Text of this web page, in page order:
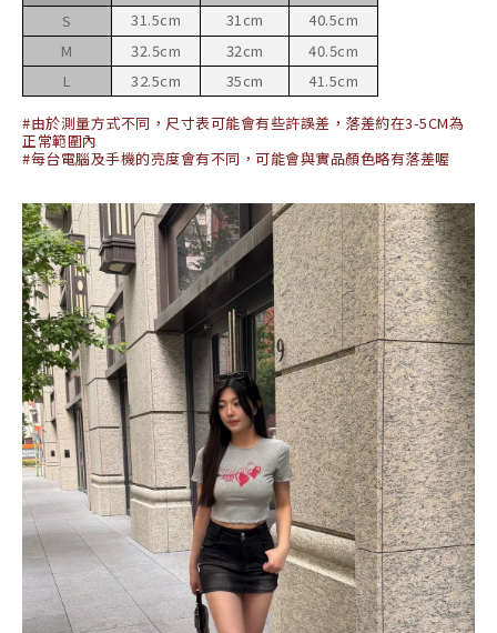
S
31.5cm 31cm
40.5cm
M
32.5cm 32cm
40.5cm
L
32.5cm 35cm
41.5cm
#由於測量方式不同，尺寸表可能會有些許誤差，落差約在3-5CM為
正常範圍內
#每台電腦及手機的亮度會有不同，可能會與實品顏色略有落差喔